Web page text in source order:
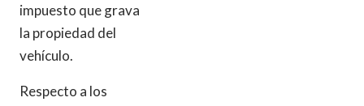
impuesto que grava
la propiedad del
vehículo.
Respecto a los